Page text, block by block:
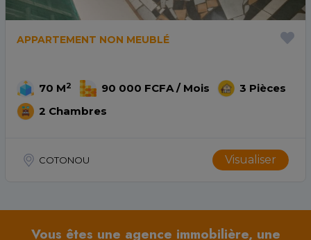
APPARTEMENT NON MEUBLÉ
70 M2 90 000 FCFA / Mois
3 Pièces
2 Chambres
COTONOU Visualiser
Vous êtes une agence immobilière, une